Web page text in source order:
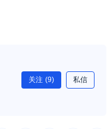
关注 (9) 私信